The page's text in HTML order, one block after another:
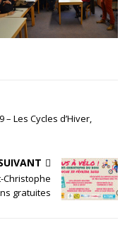
Les Cycles d’Hiver,
Christophe
gratuites